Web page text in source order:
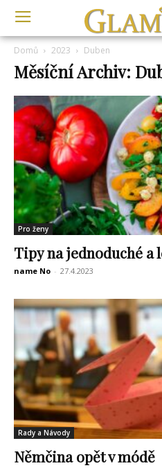
Domů 2023 Duben
Měsíční Archiv:
Pro ženy
Tipy na jednoduché a
name No - 27.4.2023
Rady a Návody
Němčina opět v módě